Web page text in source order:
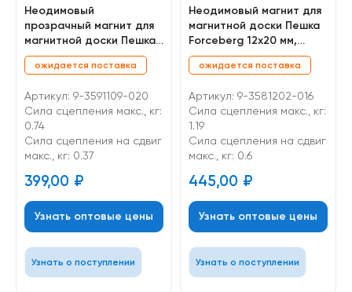
Неодимовый
прозрачный магнит для
магнитной доски Пешка
Forceberg 11х17 мм,
черный, 20 шт
ожидается поставка
Артикул: 9-3591109-020
Сила сцепления макс., кг:
0.74
Cила сцепления на сдвиг
макс., кг: 0.37
399,00 ₽
Узнать оптовые цены
Узнать о поступлении
Неодимовый магнит для
магнитной доски Пешка
Forceberg 12х20 мм,
желтый, 16 шт
ожидается поставка
Артикул: 9-3581202-016
Сила сцепления макс., кг:
1.19
Cила сцепления на сдвиг
макс., кг: 0.6
445,00 ₽
Узнать оптовые цены
Узнать о поступлении